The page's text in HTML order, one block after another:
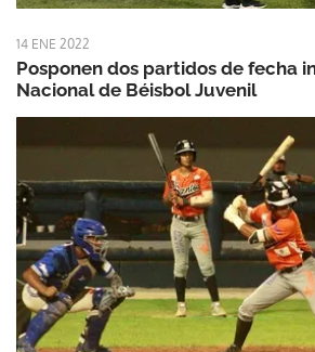
14 ENE 2022
Posponen dos partidos de fecha
Nacional de Béisbol Juvenil